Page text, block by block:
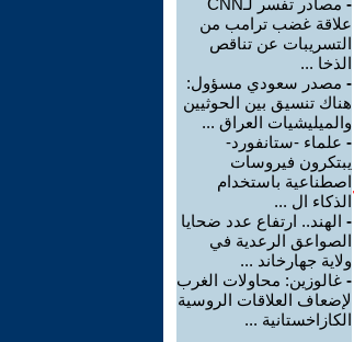
-
مصادر تفسر لـCNN
علاقة غضب ترامب من
التسريبات عن تناقص
الذخا ...
- مصدر سعودي مسؤول:
هناك تنسيق بين الحوثيين
والميليشيات العراق ...
- علماء -ستانفورد-
يبتكرون فيروسات
اصطناعية باستخدام
الذكاء ال ...
- الهند.. ارتفاع عدد ضحايا
الصواعق الرعدية في
ولاية جهارخاند ...
- غالوزين: محاولات الغرب
لإضعاف العلاقات الروسية
الكازاخستانية ...